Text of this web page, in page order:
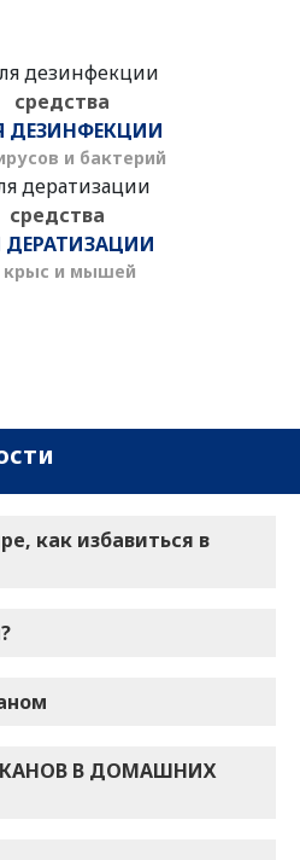
средства
ДЕЗИНФЕКЦИИ
и бактерий
средства
ДЕРАТИЗАЦИИ
крыс и мышей
как избавиться в
В ДОМАШНИХ